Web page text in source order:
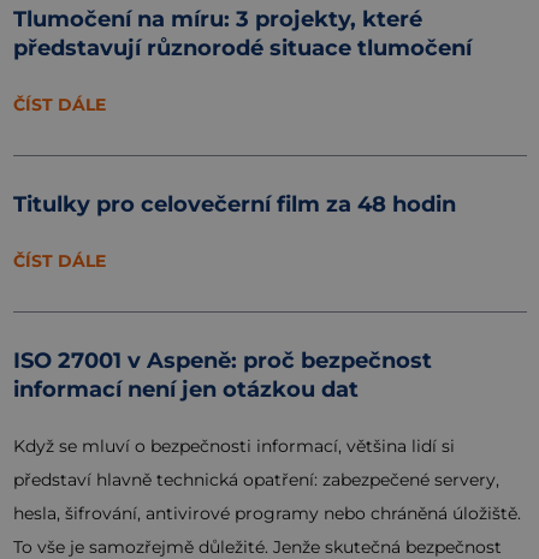
Tlumočení na míru: 3 projekty, které
představují různorodé situace tlumočení
ČÍST DÁLE
Titulky pro celovečerní film za 48 hodin
ČÍST DÁLE
ISO 27001 v Aspeně: proč bezpečnost
informací není jen otázkou dat
Když se mluví o bezpečnosti informací, většina lidí si
představí hlavně technická opatření: zabezpečené servery,
hesla, šifrování, antivirové programy nebo chráněná úložiště.
To vše je samozřejmě důležité. Jenže skutečná bezpečnost